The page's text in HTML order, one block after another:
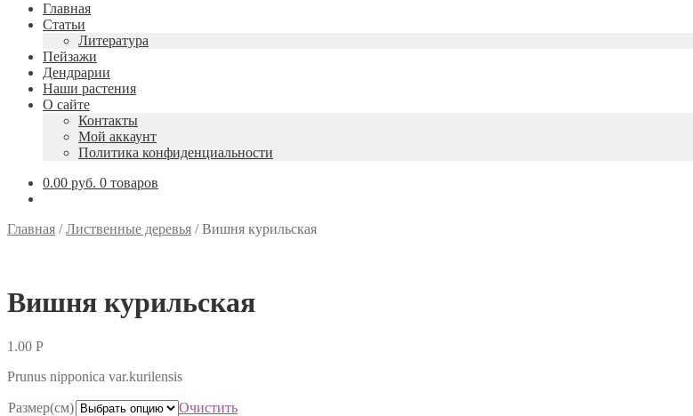
Главная
Статьи
Литература
Пейзажи
Дендрарии
Наши растения
О сайте
Контакты
Мой аккаунт
Политика конфиденциальности
0.00 руб. 0 товаров
Главная /Лиственные деревья /Вишня курильская
Вишня курильская
1.00 Р
Prunus nipponica var.kurilensis
Размер(см)
Очистить